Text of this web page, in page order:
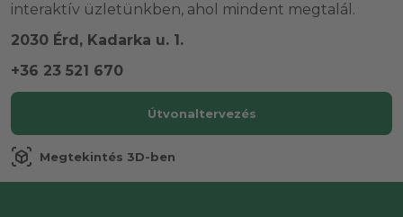
interaktív üzletünkben, ahol mindent megtalál.
2030 Érd, Kadarka u. 1.
+36 23 521 670
Útvonaltervezés
view_in_ar Megtekintés 3D-ben